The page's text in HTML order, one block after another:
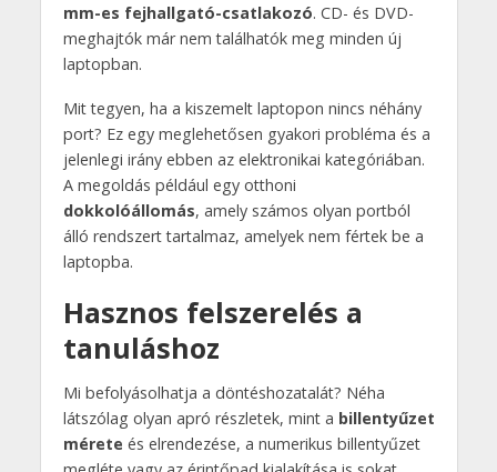
mm-es fejhallgató-csatlakozó. CD- és DVD-
meghajtók már nem találhatók meg minden új
laptopban.
Mit tegyen, ha a kiszemelt laptopon nincs néhány
port? Ez egy meglehetősen gyakori probléma és a
jelenlegi irány ebben az elektronikai kategóriában.
A megoldás például egy otthoni
dokkolóállomás, amely számos olyan portból
álló rendszert tartalmaz, amelyek nem fértek be a
laptopba.
Hasznos felszerelés a
tanuláshoz
Mi befolyásolhatja a döntéshozatalát? Néha
látszólag olyan apró részletek, mint a billentyűzet
mérete és elrendezése, a numerikus billentyűzet